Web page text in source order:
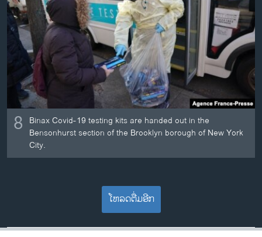
8 Binax Covid-19 testing kits are handed out in the
Bensonhurst section of the Brooklyn borough of New York
City.
ໂຫລດຕື່ມອີກ